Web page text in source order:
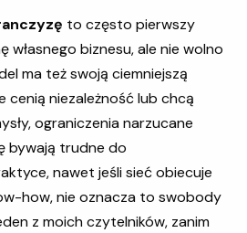
to często pierwszy
własnego biznesu, ale nie wolno
ma też swoją ciemniejszą
cenią niezależność lub chcą
ograniczenia narzucane
bywają trudne do
nawet jeśli sieć obiecuje
how, nie oznacza to swobody
z moich czytelników, zanim